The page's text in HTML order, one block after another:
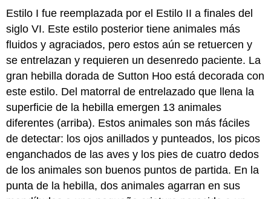
Estilo I fue reemplazada por el Estilo II a finales del
siglo VI. Este estilo posterior tiene animales más
fluidos y agraciados, pero estos aún se retuercen y
se entrelazan y requieren un desenredo paciente. La
gran hebilla dorada de Sutton Hoo está decorada con
este estilo. Del matorral de entrelazado que llena la
superficie de la hebilla emergen 13 animales
diferentes (arriba). Estos animales son más fáciles
de detectar: los ojos anillados y punteados, los picos
enganchados de las aves y los pies de cuatro dedos
de los animales son buenos puntos de partida. En la
punta de la hebilla, dos animales agarran en sus